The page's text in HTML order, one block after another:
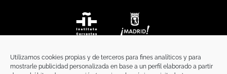
Utilizamos cookies propias y de terceros para fines analíticos y para
mostrarle publicidad personalizada en base a un perfil elaborado a partir